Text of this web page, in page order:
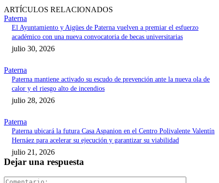
ARTÍCULOS RELACIONADOS
Paterna
El Ayuntamiento y Aigües de Paterna vuelven a premiar el esfuerzo
académico con una nueva convocatoria de becas universitarias
julio 30, 2026
Paterna
Paterna mantiene activado su escudo de prevención ante la nueva ola de
calor y el riesgo alto de incendios
julio 28, 2026
Paterna
Paterna ubicará la futura Casa Aspanion en el Centro Polivalente Valentín
Hernáez para acelerar su ejecución y garantizar su viabilidad
julio 21, 2026
Dejar una respuesta